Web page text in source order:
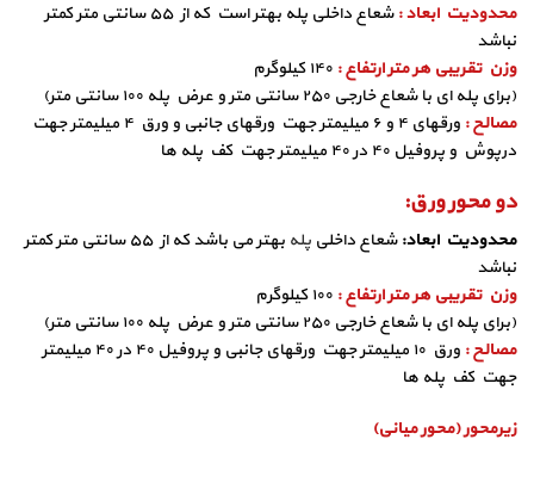
محدودیت ابعاد :
شعاع داخلی پله بهتر است که از ۵۵ سانتی متر کمتر
نباشد
وزن تقریبی هر متر ارتفاع :
(برای پله ای با شعاع خارجی ۲۵۰ سانتی متر و عرض پله ۱۰۰ سانتی متر)
مصالح :
ورقهای ۴ و ۶ میلیمتر جهت ورقهای جانبی و ورق ۴ میلیمتر جهت
درپوش و پروفیل ۴۰ در ۴۰ میلیمتر جهت کف پله ها
دو محور ورق:
محدودیت ابعاد:شعاع داخلی پله
بهتر می باشد که از ۵۵ سانتی متر کمتر
نباشد
وزن تقریبی هر متر ارتفاع :
(برای پله ای با شعاع خارجی ۲۵۰ سانتی متر و عرض پله ۱۰۰ سانتی متر)
مصالح :
ورق ۱۰ میلیمتر جهت ورقهای جانبی و پروفیل ۴۰ در ۴۰ میلیمتر
جهت کف پله ها
زیرمحور (محور میانی)